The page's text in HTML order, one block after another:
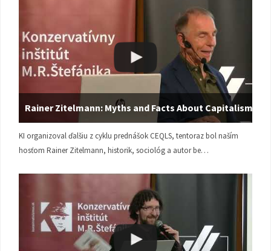
Rainer Zitelmann: Myths and Facts About Capitalism
KI organizoval ďalšiu z cyklu prednášok CEQLS, tentoraz bol naším
hosťom Rainer Zitelmann, historik, sociológ a autor be…